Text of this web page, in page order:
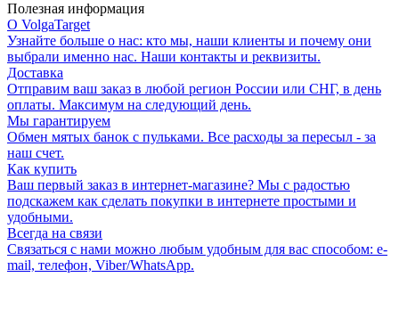
Полезная информация
О VolgaTarget
Узнайте больше о нас: кто мы, наши клиенты и почему они
выбрали именно нас. Наши контакты и реквизиты.
Доставка
Отправим ваш заказ в любой регион России или СНГ, в день
оплаты. Максимум на следующий день.
Мы гарантируем
Обмен мятых банок с пульками. Все расходы за пересыл - за
наш счет.
Как купить
Ваш первый заказ в интернет-магазине? Мы с радостью
подскажем как сделать покупки в интернете простыми и
удобными.
Всегда на связи
Связаться с нами можно любым удобным для вас способом: e-
mail, телефон, Viber/WhatsApp.